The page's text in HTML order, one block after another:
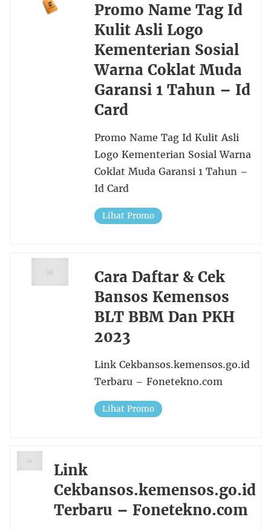
Promo Name Tag Id
Kulit Asli Logo
Kementerian Sosial
Warna Coklat Muda
Garansi 1 Tahun – Id
Card
Promo Name Tag Id Kulit Asli
Logo Kementerian Sosial Warna
Coklat Muda Garansi 1 Tahun –
Id Card
Lihat Promo
Cara Daftar & Cek
Bansos Kemensos
BLT BBM Dan PKH
2023
Link Cekbansos.kemensos.go.id
Terbaru – Fonetekno.com
Lihat Promo
Link
Cekbansos.kemensos.go.id
Terbaru – Fonetekno.com